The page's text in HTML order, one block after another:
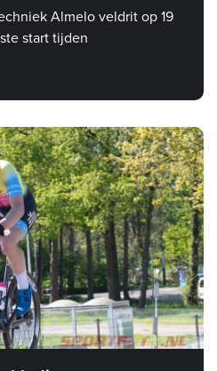
Almelo veldrit op 19
start tijden